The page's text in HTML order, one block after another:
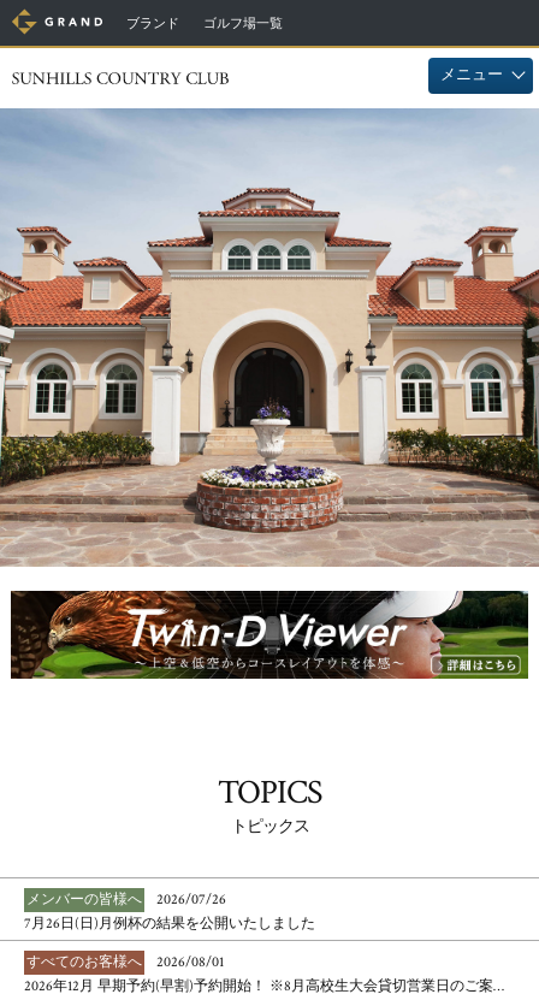
ブランド ゴルフ場一覧
メニュー
TOPICS
トピックス
メンバーの皆様へ
2026/07/26
7月26日(日)月例杯の結果を公開いたしました
すべてのお客様へ
2026/08/01
2026年12月 早期予約(早割)予約開始！ ※8月高校生大会貸切営業日のご案内がございます